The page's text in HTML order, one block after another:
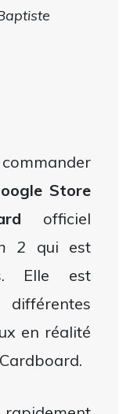
Store
officiel
2 qui est
Elle est
en réalité